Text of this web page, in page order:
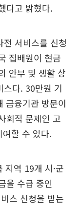
다고 밝혔다.
서비스를 신청
집배원이 현금
안부 및 생활 상
스다. 30만원 기
금융기관 방문이
회적 문제인 고
할 수 있다.
지역 19개 시·군
을 수급 중인
스 신청을 받는